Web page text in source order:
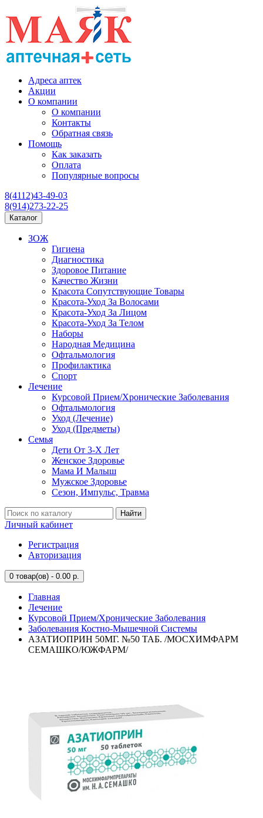
Адреса аптек
Акции
О компании
О компании
Контакты
Обратная связь
Помощь
Как заказать
Оплата
Популярные вопросы
8(4112)43-49-03
8(914)273-22-25
Каталог
ЗОЖ
Гигиена
Диагностика
Здоровое Питание
Качество Жизни
Красота Сопутствующие Товары
Красота-Уход За Волосами
Красота-Уход За Лицом
Красота-Уход За Телом
Наборы
Народная Медицина
Офтальмология
Профилактика
Спорт
Лечение
Курсовой Прием/Хронические Заболевания
Офтальмология
Уход (Лечение)
Уход (Предметы)
Семья
Дети От 3-Х Лет
Женское Здоровье
Мама И Малыш
Мужское Здоровье
Сезон, Импульс, Травма
Найти
Личный кабинет
Регистрация
Авторизация
0 товар(ов) - 0.00 р.
Главная
Лечение
Курсовой Прием/Хронические Заболевания
Заболевания Костно-Мышечной Системы
АЗАТИОПРИН 50МГ. №50 ТАБ. /МОСХИМФАРМ
СЕМАШКО/ЮЖФАРМ/